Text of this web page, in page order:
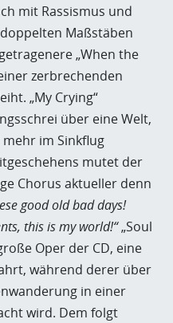
mit Rassismus und
Maßstäben
„When the
zerbrechenden
„My Crying“
über eine Welt,
im Sinkflug
mutet der
Chorus aktueller denn
good old bad days!
this is my world!“„Soul
Oper der CD, eine
während derer über
in einer
wird. Dem folgt